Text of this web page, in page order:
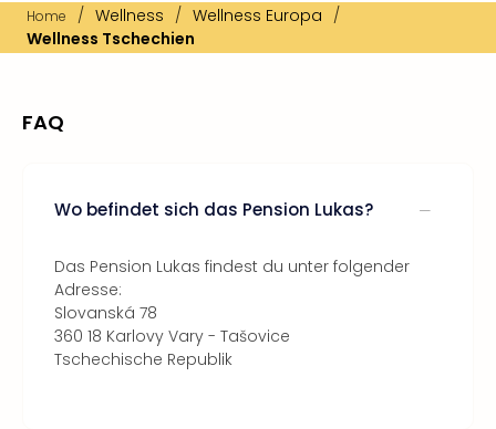
Home / Wellness / Wellness Europa /
Wellness Tschechien
FAQ
Wo befindet sich das Pension Lukas?
Das Pension Lukas findest du unter folgender
Adresse:
Slovanská 78
360 18 Karlovy Vary - Tašovice
Tschechische Republik